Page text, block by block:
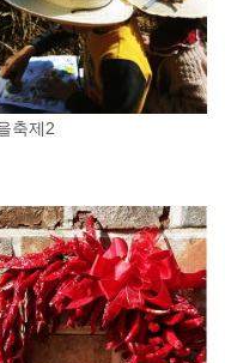
축제2